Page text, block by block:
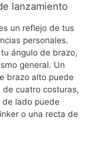
lanzamiento
un reflejo de tus
personales.
ángulo de brazo,
general. Un
brazo alto puede
cuatro costuras,
de lado puede
o una recta de